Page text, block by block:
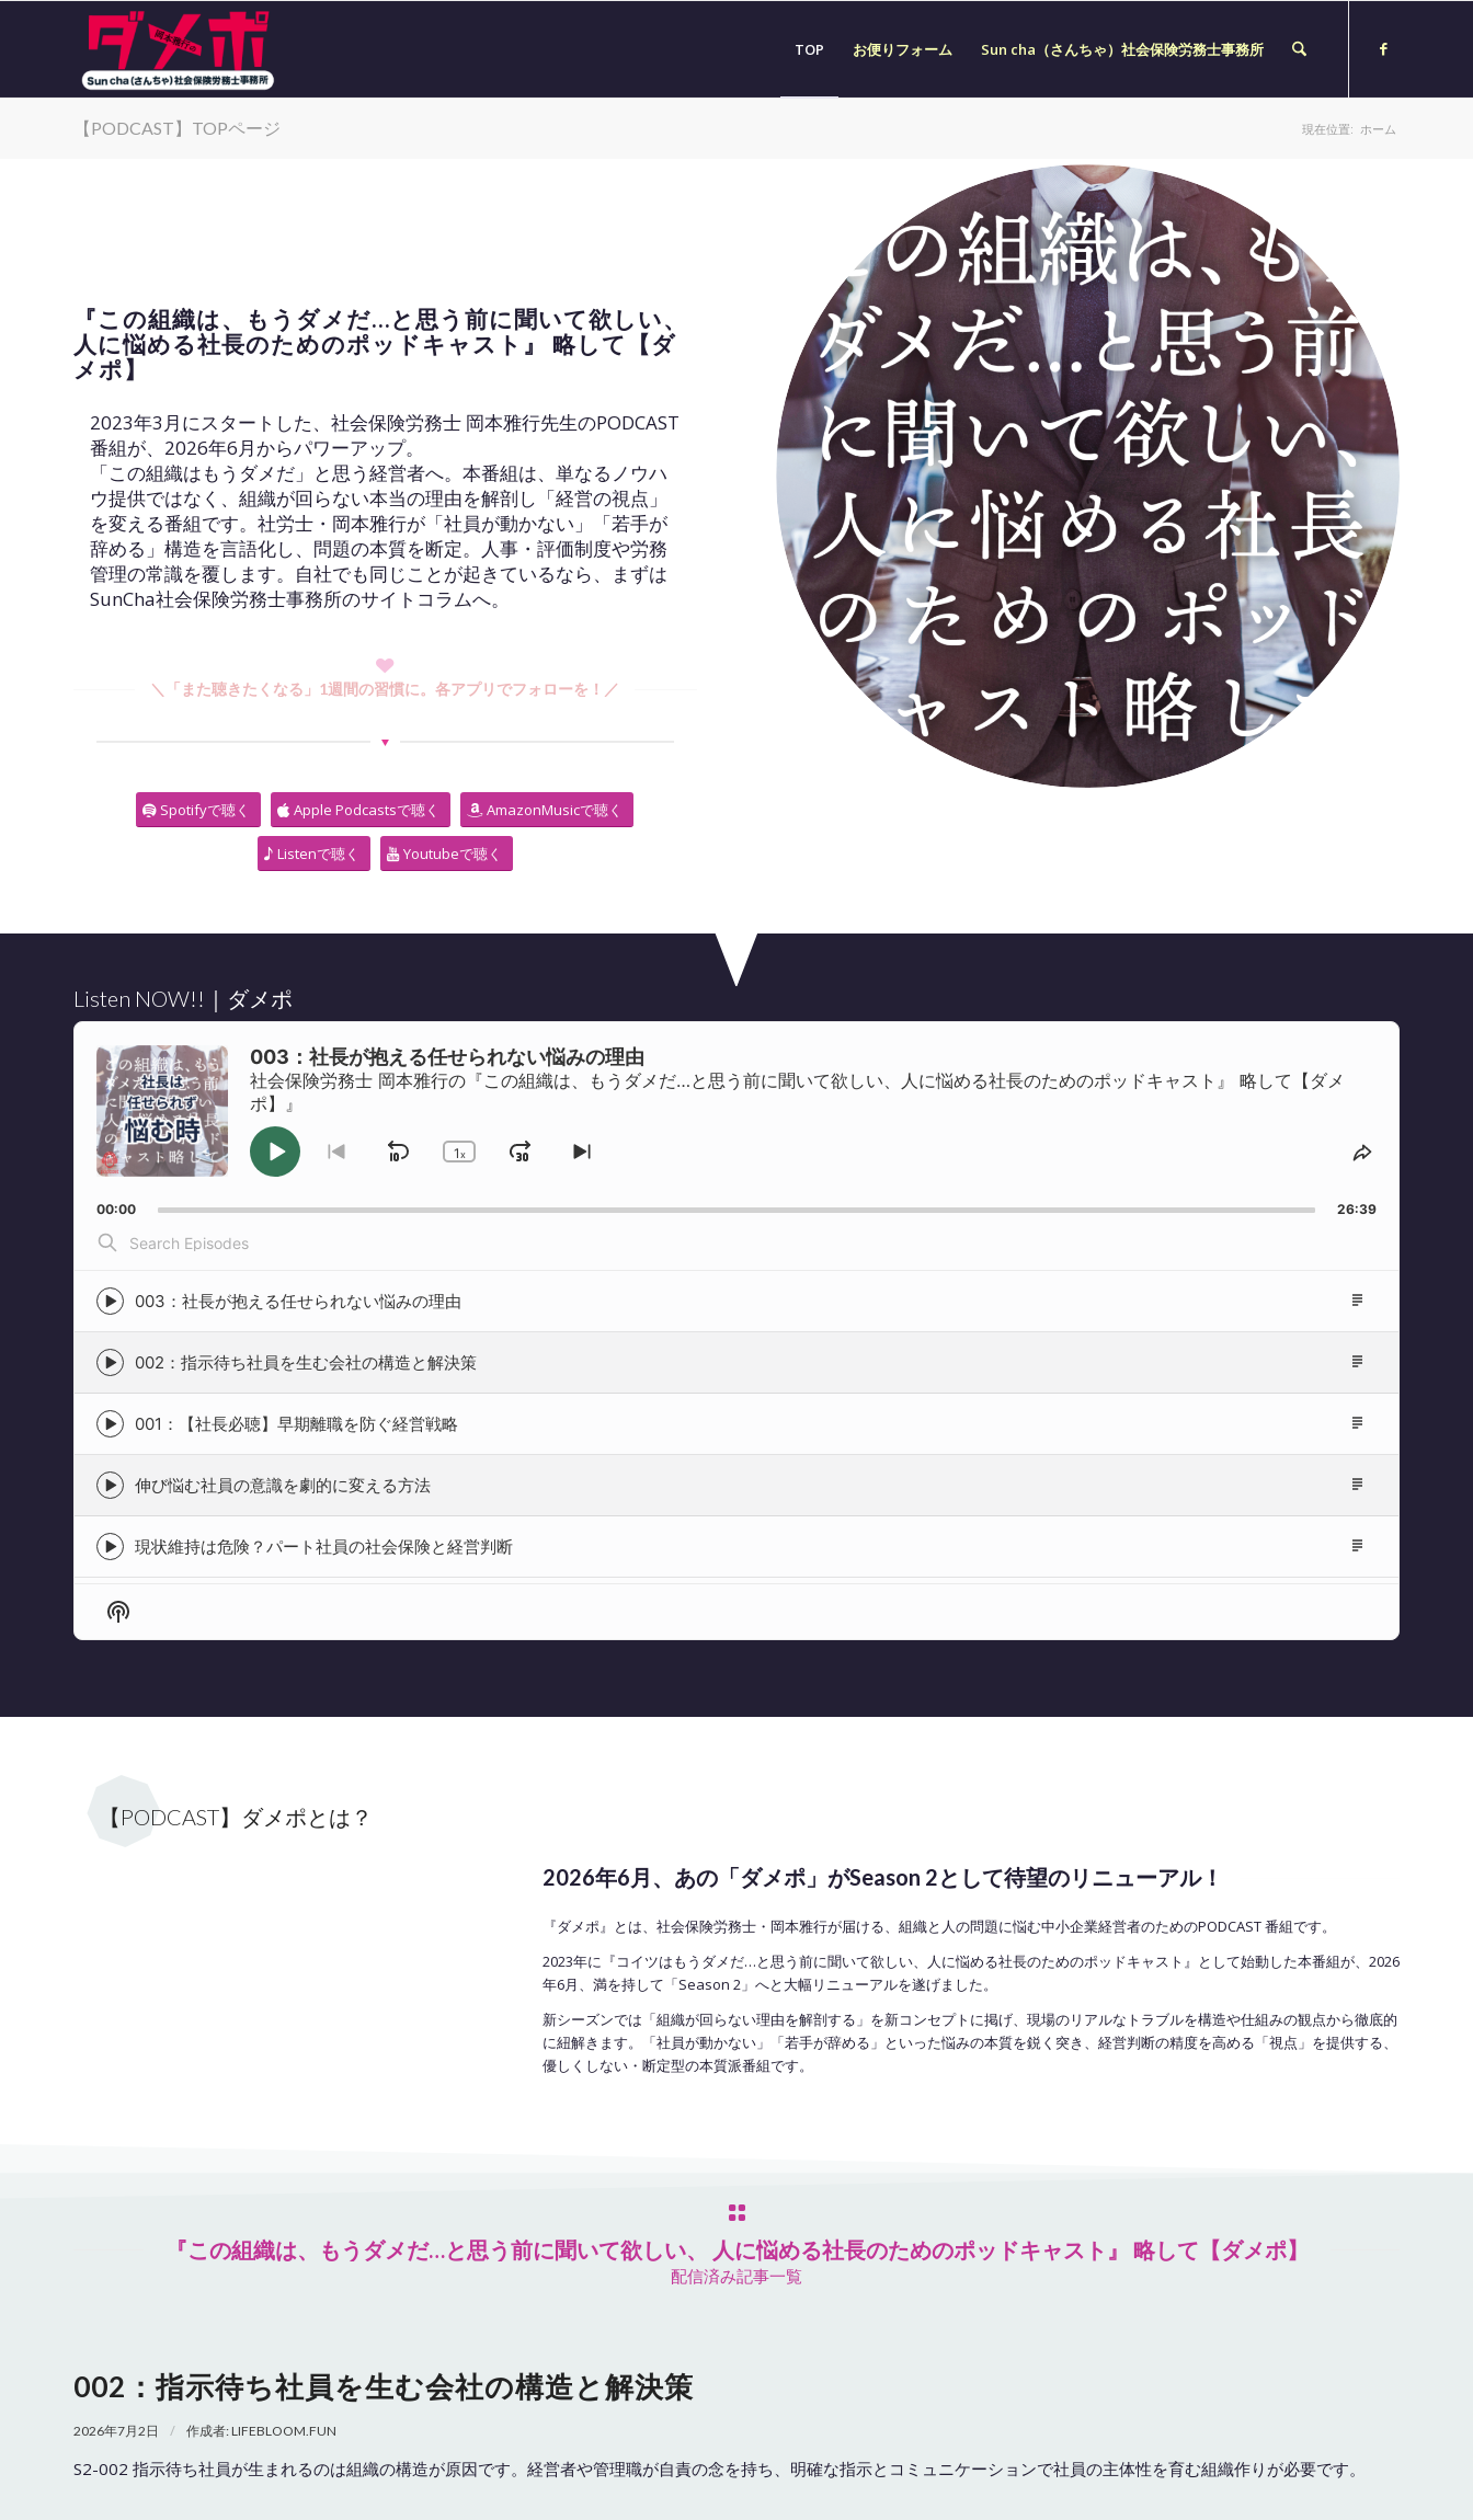
TOP お便りフォーム Sun cha（さんちゃ）社会保険労務士事務所
【PODCAST】TOPページ 現在位置: ホーム
『この組織は、もうダメだ…と思う前に聞いて欲しい、
人に悩める社長のためのポッドキャスト』 略して【ダ
メポ】
2023年3月にスタートした、社会保険労務士 岡本雅行先生のPODCAST
番組が、2026年6月からパワーアップ。
「この組織はもうダメだ」と思う経営者へ。本番組は、単なるノウハ
ウ提供ではなく、組織が回らない本当の理由を解剖し「経営の視点」
を変える番組です。社労士・岡本雅行が「社員が動かない」「若手が
辞める」構造を言語化し、問題の本質を断定。人事・評価制度や労務
管理の常識を覆します。自社でも同じことが起きているなら、まずは
SunCha社会保険労務士事務所のサイトコラムへ。
＼「また聴きたくなる」1週間の習慣に。各アプリでフォローを！／
Spotifyで聴く Apple Podcastsで聴く AmazonMusicで聴く
Listenで聴く Youtubeで聴く
Listen NOW!!｜ダメポ
Audio
Player
社会保険労務士 岡本雅行の『この組織は、もうダメだ…と思う前に聞いて欲しい、人に悩める社長のためのポッドキャスト』 略して【ダメ
ポ】』
003：社長が抱える任せられない悩みの理由
Change
Rate
1x
Go
previous
Skip
Play
Pause
JumpSkip
next
Share
Episode
00:00 26:39
Episodes
Episode
play
icon
003：社長が抱える任せられない悩みの理由
Episode
Description
Episode
play
icon
002：指示待ち社員を生む会社の構造と解決策
Episode
Description
Episode
play
icon
001：【社長必聴】早期離職を防ぐ経営戦略
Episode
Description
Episode
play
icon
伸び悩む社員の意識を劇的に変える方法
Episode
Description
Episode
play
icon
現状維持は危険？パート社員の社会保険と経営判断
Episode
Description
Show
Podcast
【PODCAST】ダメポとは？
2026年6月、あの「ダメポ」がSeason 2として待望のリニューアル！
『ダメポ』とは、社会保険労務士・岡本雅行が届ける、組織と人の問題に悩む中小企業経営者のためのPODCAST番組です。
2023年に『コイツはもうダメだ…と思う前に聞いて欲しい、人に悩める社長のためのポッドキャスト』として始動した本番組が、2026
年6月、満を持して「Season 2」へと大幅リニューアルを遂げました。
新シーズンでは「組織が回らない理由を解剖する」を新コンセプトに掲げ、現場のリアルなトラブルを構造や仕組みの観点から徹底的
に紐解きます。「社員が動かない」「若手が辞める」といった悩みの本質を鋭く突き、経営判断の精度を高める「視点」を提供する、
優しくしない・断定型の本質派番組です。
『この組織は、もうダメだ…と思う前に聞いて欲しい、 人に悩める社長のためのポッドキャスト』 略して【ダメポ】
配信済み記事一覧
002：指示待ち社員を生む会社の構造と解決策
2026年7月2日 / 作成者:LIFEBLOOM.FUN
S2-002 指示待ち社員が生まれるのは組織の構造が原因です。経営者や管理職が自責の念を持ち、明確な指示とコミュニケーションで社員の主体性を育む組織作りが必要です。